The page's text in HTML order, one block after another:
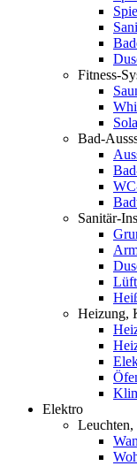
Fitness-
Bad-
Sanitär-
Heizung,
Elektro
Leuchten,